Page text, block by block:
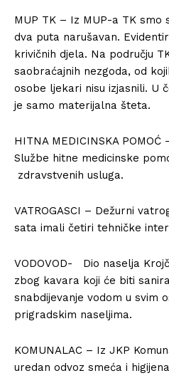
MUP TK – Iz MUP-a TK smo
dva puta narušavan.
krivičnih djela. Na području
saobraćajnih nezgoda, od
osobe ljekari nisu izjasnili. U
je samo materijalna šteta.
HITNA MEDICINSKA
Službe hitne medicinske
zdravstvenih usluga.
VATROGASCI – Dežurni
sata imali četiri tehničke
VODOVOD- Dio naselja
zbog kavara koji će biti
snabdijevanje vodom u svim
prigradskim naseljima.
KOMUNALAC – Iz JKP
uredan odvoz smeća i